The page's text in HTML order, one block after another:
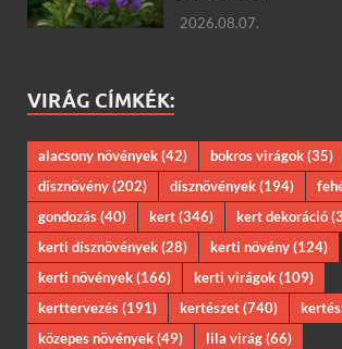
2026.08.07.
VIRÁG CÍMKÉK:
alacsony növények(42) bokros virágok(35)
dísznövény(202) dísznövények(194)
gondozás(40) kert(346) kert dekoráció
kerti dísznövények(28) kerti növény(124)
kerti növények(166) kerti virágok(109)
kerttervezés(191) kertészet(740)
közepes növények(49) lila virág(66)